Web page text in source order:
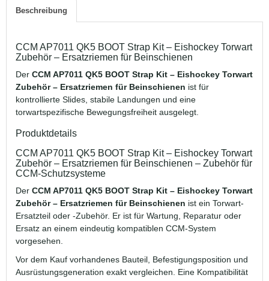
Beschreibung
CCM AP7011 QK5 BOOT Strap Kit – Eishockey Torwart
Zubehör – Ersatzriemen für Beinschienen
Der CCM AP7011 QK5 BOOT Strap Kit – Eishockey Torwart
Zubehör – Ersatzriemen für Beinschienen ist für
kontrollierte Slides, stabile Landungen und eine
torwartspezifische Bewegungsfreiheit ausgelegt.
Produktdetails
CCM AP7011 QK5 BOOT Strap Kit – Eishockey Torwart
Zubehör – Ersatzriemen für Beinschienen – Zubehör für
CCM-Schutzsysteme
Der CCM AP7011 QK5 BOOT Strap Kit – Eishockey Torwart
Zubehör – Ersatzriemen für Beinschienen ist ein Torwart-
Ersatzteil oder -Zubehör. Er ist für Wartung, Reparatur oder
Ersatz an einem eindeutig kompatiblen CCM-System
vorgesehen.
Vor dem Kauf vorhandenes Bauteil, Befestigungsposition und
Ausrüstungsgeneration exakt vergleichen. Eine Kompatibilität